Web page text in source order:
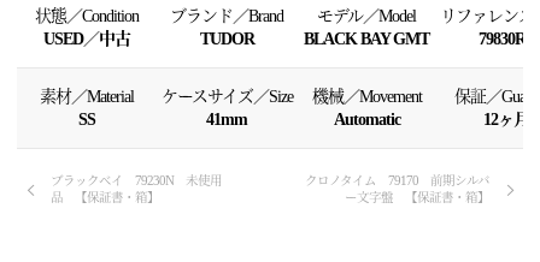
状態／Condition
USED／中古
ブランド／Brand
TUDOR
モデル／Model
BLACK BAY GMT
リファレンス
79830RB
素材／Material
SS
ケースサイズ／Size
41mm
機械／Movement
Automatic
保証／
12ヶ月
ブラックベイ 79230N 未使用
品 【保証書・箱】
クロノタイム 79170 前期シルバ
ー文字盤 【保証書・箱】